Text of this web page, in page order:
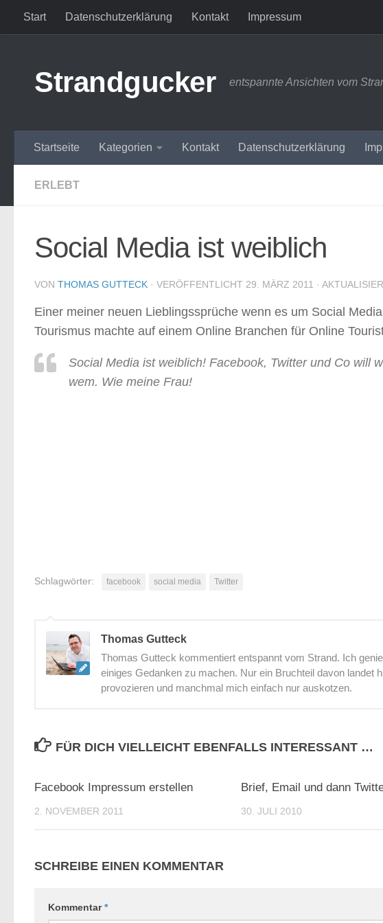
Zum Inhalt springen
Start Datenschutzerklärung Kontakt Impressum
Strandgucker entspannte Ansichten vom
Startseite Kategorien Kontakt Datenschutzerklärung
ERLEBT
Social Media ist weiblich
VON THOMAS GUTTECK · VERÖFFENTLICHT 29. MÄRZ 2011 ·
Einer meiner neuen Lieblingssprüche wenn es um Social
Tourismus machte auf einem Online Branchen für Online
Social Media ist weiblich! Facebook, Twitter und Co will
wem. Wie meine Frau!
Schlagwörter: facebook social media Twitter
Thomas Gutteck
Thomas Gutteck kommentiert entspannt vom Strand. Ich
einiges Gedanken zu machen. Nur ein Bruchteil davon landet
provozieren und manchmal mich einfach nur auskotzen.
FÜR DICH VIELLEICHT EBENFALLS INTERESSANT …
Facebook Impressum erstellen
2. NOVEMBER 2011
Brief, Email und dann
30. JULI 2010
SCHREIBE EINEN KOMMENTAR
Kommentar*